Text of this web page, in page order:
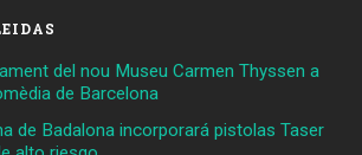
del nou Museu Carmen Thyssen a
de Barcelona
de Badalona incorporará pistolas Taser